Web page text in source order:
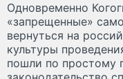
Одновременно
«запрещенные»
вернуться на
культуры
пошли по простому